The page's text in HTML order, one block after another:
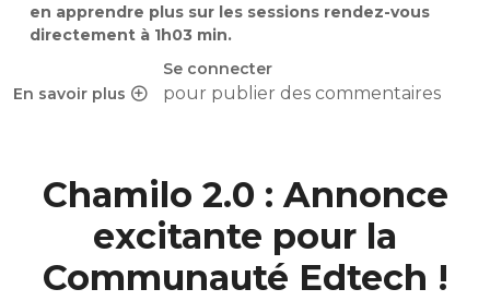
En savoir plus
sur Comment optimiser son temps en utilisant les
Se connecter
pour publier des commentaires
en apprendre plus sur les sessions rendez-vous
directement à 1h03 min.
Chamilo 2.0 : Annonce
excitante pour la
Communauté Edtech !